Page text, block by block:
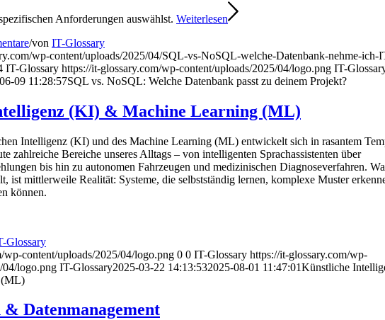
Anforderungen auswählst. Weiterlesen
/von IT-Glossary
wp-content/uploads/2025/04/SQL-vs-NoSQL-welche-Datenbank-nehme-ich-
IT-Glossary https://it-glossary.com/wp-content/uploads/2025/04/logo.png IT-
09 11:28:57SQL vs. NoSQL: Welche Datenbank passt zu deinem Projekt?
(KI) & Machine Learning (ML)
Intelligenz (KI) und des Machine Learning (ML) entwickelt sich in rasantem
zahlreiche Bereiche unseres Alltags – von intelligenten Sprachassistenten über
bis hin zu autonomen Fahrzeugen und medizinischen Diagnoseverfahren.
ist mittlerweile Realität: Systeme, die selbstständig lernen, komplexe Muster
können.
Glossary
wp-content/uploads/2025/04/logo.png 0 0 IT-Glossary https://it-glossary.com/wp-
04/logo.png IT-Glossary2025-03-22 14:13:532025-08-01 11:47:01Künstliche
(ML)
& Datenmanagement